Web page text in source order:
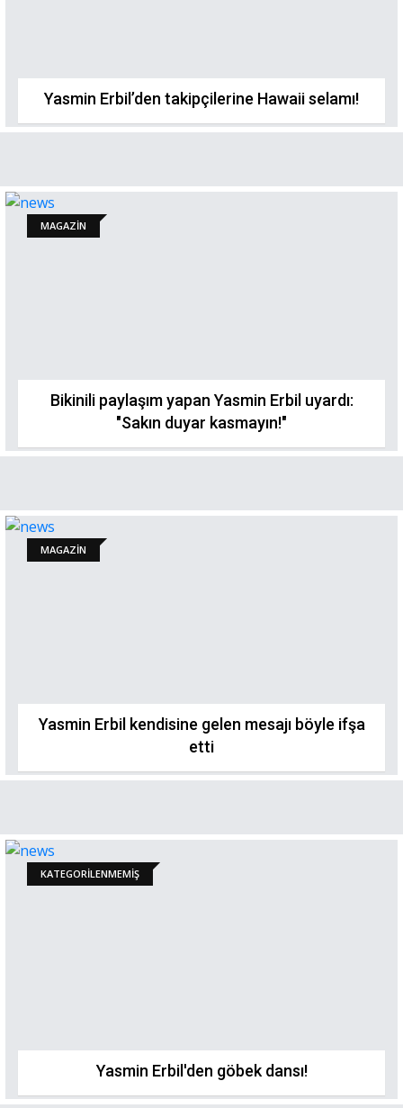
Yasmin Erbil’den takipçilerine Hawaii selamı!
MAGAZİN
Bikinili paylaşım yapan Yasmin Erbil uyardı:
"Sakın duyar kasmayın!"
MAGAZİN
Yasmin Erbil kendisine gelen mesajı böyle ifşa
etti
KATEGORILENMEMIŞ
Yasmin Erbil'den göbek dansı!